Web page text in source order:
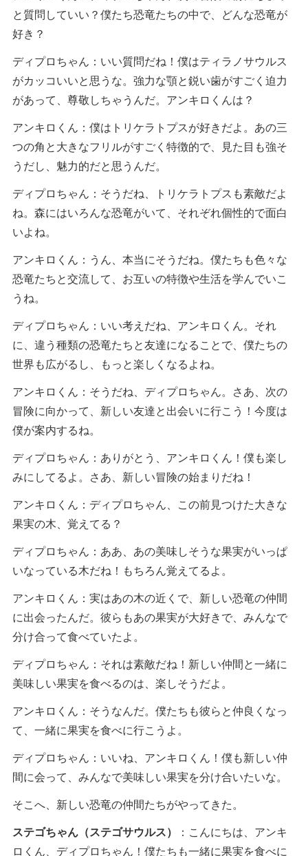
と質問していい？僕たち恐竜たちの中で、どんな恐竜が
好き？
ディプロちゃん：いい質問だね！僕はティラノサウルス
がカッコいいと思うな。強力な顎と鋭い歯がすごく迫力
があって、尊敬しちゃうんだ。アンキロくんは？
アンキロくん：僕はトリケラトプスが好きだよ。あの三
つの角と大きなフリルがすごく特徴的で、見た目も強そ
うだし、魅力的だと思うんだ。
ディプロちゃん：そうだね、トリケラトプスも素敵だよ
ね。森にはいろんな恐竜がいて、それぞれ個性的で面白
いよね。
アンキロくん：うん、本当にそうだね。僕たちも色々な
恐竜たちと交流して、お互いの特徴や生活を学んでいこ
うね。
ディプロちゃん：いい考えだね、アンキロくん。それ
に、違う種類の恐竜たちと友達になることで、僕たちの
世界も広がるし、もっと楽しくなるよね。
アンキロくん：そうだね、ディプロちゃん。さあ、次の
冒険に向かって、新しい友達と出会いに行こう！今度は
僕が案内するね。
ディプロちゃん：ありがとう、アンキロくん！僕も楽し
みにしてるよ。さあ、新しい冒険の始まりだね！
アンキロくん：ディプロちゃん、この前見つけた大きな
果実の木、覚えてる？
ディプロちゃん：ああ、あの美味しそうな果実がいっぱ
いなっている木だね！もちろん覚えてるよ。
アンキロくん：実はあの木の近くで、新しい恐竜の仲間
に出会ったんだ。彼らもあの果実が大好きで、みんなで
分け合って食べていたよ。
ディプロちゃん：それは素敵だね！新しい仲間と一緒に
美味しい果実を食べるのは、楽しそうだよ。
アンキロくん：そうなんだ。僕たちも彼らと仲良くなっ
て、一緒に果実を食べに行こうよ。
ディプロちゃん：いいね、アンキロくん！僕も新しい仲
間に会って、みんなで美味しい果実を分け合いたいな。
そこへ、新しい恐竜の仲間たちがやってきた。
ステゴちゃん（ステゴサウルス）
：こんにちは、アンキ
ロくん、ディプロちゃん！僕たちも一緒に果実を食べに